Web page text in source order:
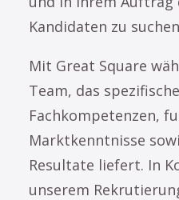
Kandidaten zu
Mit Great Square
Team, das
Fachkompetenzen,
Marktkenntnisse
Resultate liefert. In
unserem